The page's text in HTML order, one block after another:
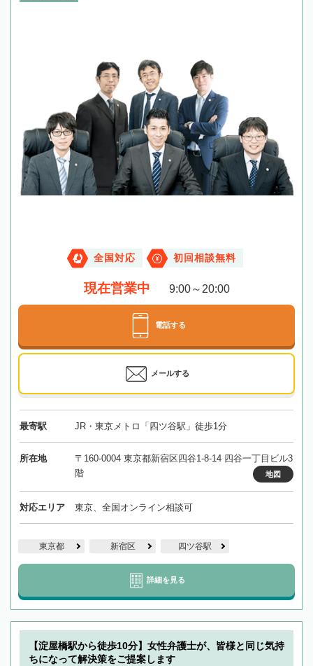
全国対応 初回相談無料
現在営業中 9:00～20:00
電話する
メールする
最寄駅 JR・東京メトロ「四ツ谷駅」徒歩1分
所在地
〒160-0004 東京都新宿区四谷1-8-14 四谷一丁目ビル3
階
地図
対応エリア 東京、全国オンライン相談可
東京都 新宿区 四ツ谷駅
詳細を見る
【淀屋橋駅から徒歩10分】女性弁護士が、皆様と同じ気持
ちになって解決策をご提案します